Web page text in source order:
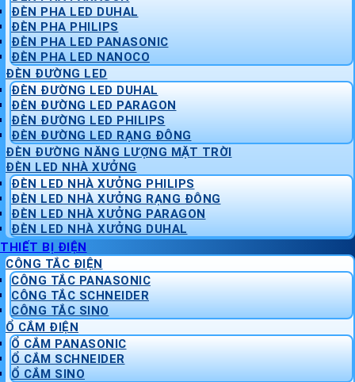
ĐÈN PHA LED DUHAL
ĐÈN PHA PHILIPS
ĐÈN PHA LED PANASONIC
ĐÈN PHA LED NANOCO
ĐÈN ĐƯỜNG LED
ĐÈN ĐƯỜNG LED DUHAL
ĐÈN ĐƯỜNG LED PARAGON
ĐÈN ĐƯỜNG LED PHILIPS
ĐÈN ĐƯỜNG LED RẠNG ĐÔNG
ĐÈN ĐƯỜNG NĂNG LƯỢNG MẶT TRỜI
ĐÈN LED NHÀ XƯỞNG
ĐÈN LED NHÀ XƯỞNG PHILIPS
ĐÈN LED NHÀ XƯỞNG RẠNG ĐÔNG
ĐÈN LED NHÀ XƯỞNG PARAGON
ĐÈN LED NHÀ XƯỞNG DUHAL
THIẾT BỊ ĐIỆN
CÔNG TẮC ĐIỆN
CÔNG TẮC PANASONIC
CÔNG TẮC SCHNEIDER
CÔNG TẮC SINO
Ổ CẮM ĐIỆN
Ổ CẮM PANASONIC
Ổ CẮM SCHNEIDER
Ổ CẮM SINO